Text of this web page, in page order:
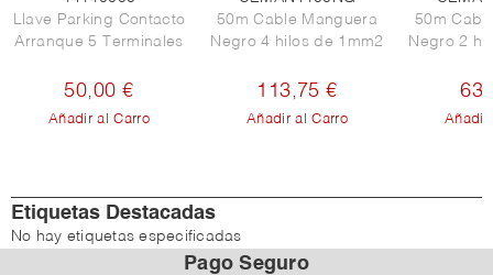
Llave Parking Contacto
Arranque 5 Terminales
50,00 €
Añadir al Carro
50m Cable Manguera
Negro 4 hilos de 1mm2
113,75 €
Añadir al Carro
50m
Negro 2
Añadir
Etiquetas Destacadas
No hay etiquetas especificadas
Pago Seguro